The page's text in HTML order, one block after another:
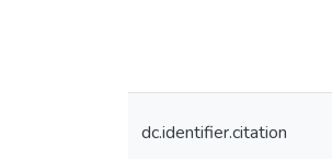
dc.identifier.citation